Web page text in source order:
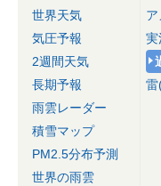
世界天気
気圧予報
2週間天気
長期予報
雨雲レーダー
積雪マップ
PM2.5分布予測
世界の雨雲
実
雷